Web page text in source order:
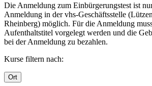
Die Anmeldung zum Einbürgerungstest ist
Anmeldung in der vhs-Geschäftsstelle
Rheinberg) möglich. Für die Anmeldung
Aufenthaltstitel vorgelegt werden und die
bei der Anmeldung zu bezahlen.
Kurse filtern nach:
Ort